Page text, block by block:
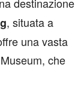
, situata a
una vasta
che